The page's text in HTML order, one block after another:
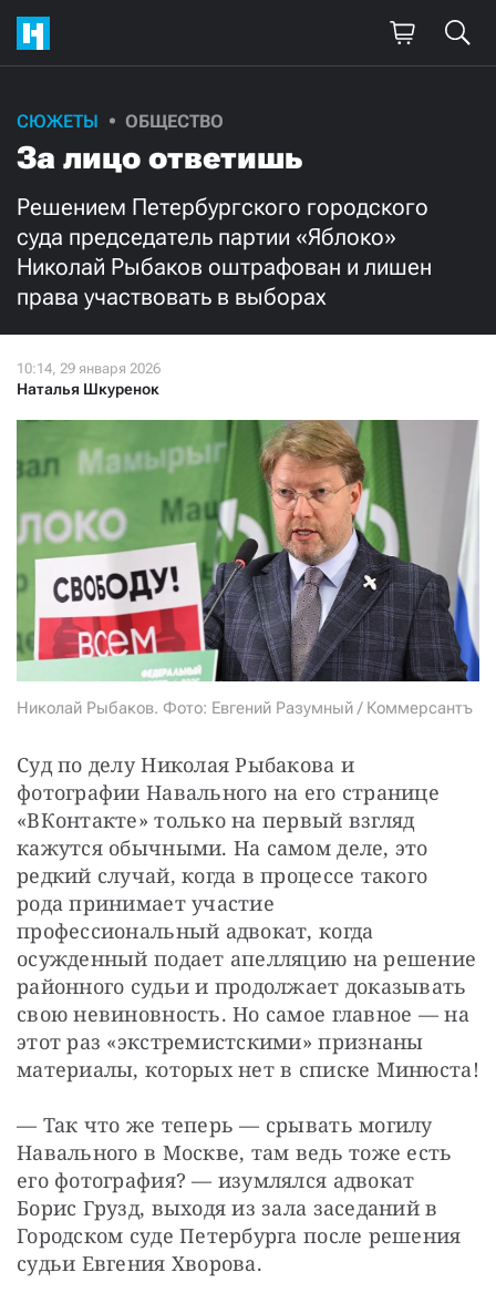
СЮЖЕТЫ ОБЩЕСТВО
За лицо ответишь
Решением Петербургского городского
суда председатель партии «Яблоко»
Николай Рыбаков оштрафован и лишен
права участвовать в выборах
Наталья Шкуренок
Николай Рыбаков. Фото: Евгений Разумный / Коммерсантъ
Суд по делу Николая Рыбакова и
фотографии Навального на его странице
«ВКонтакте» только на первый взгляд
кажутся обычными. На самом деле, это
редкий случай, когда в процессе такого
рода принимает участие
профессиональный адвокат, когда
осужденный подает апелляцию на решение
районного судьи и продолжает доказывать
свою невиновность. Но самое главное — на
этот раз «экстремистскими» признаны
материалы, которых нет в списке Минюста!
— Так что же теперь — срывать могилу
Навального в Москве, там ведь тоже есть
его фотография? — изумлялся адвокат
Борис Грузд, выходя из зала заседаний в
Городском суде Петербурга после решения
судьи Евгения Хворова.
Поддержите
нашу работу!
Ежемесячно Разово
3000 1000
Нажимая кнопку «Стать соучастником»,
я принимаю
условия и подтверждаю свое гражданство РФ
СТАТЬ СОУЧАСТНИКОМ
ПОДЕЛИТЬСЯ С ДРУЗЬЯМИ
Если у вас есть вопросы, пишите donate@novayagazeta.ruили
звоните:
+7 (929) 612-03-68